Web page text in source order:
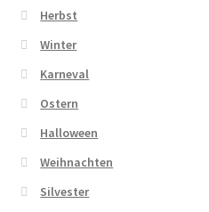
Herbst
Winter
Karneval
Ostern
Halloween
Weihnachten
Silvester